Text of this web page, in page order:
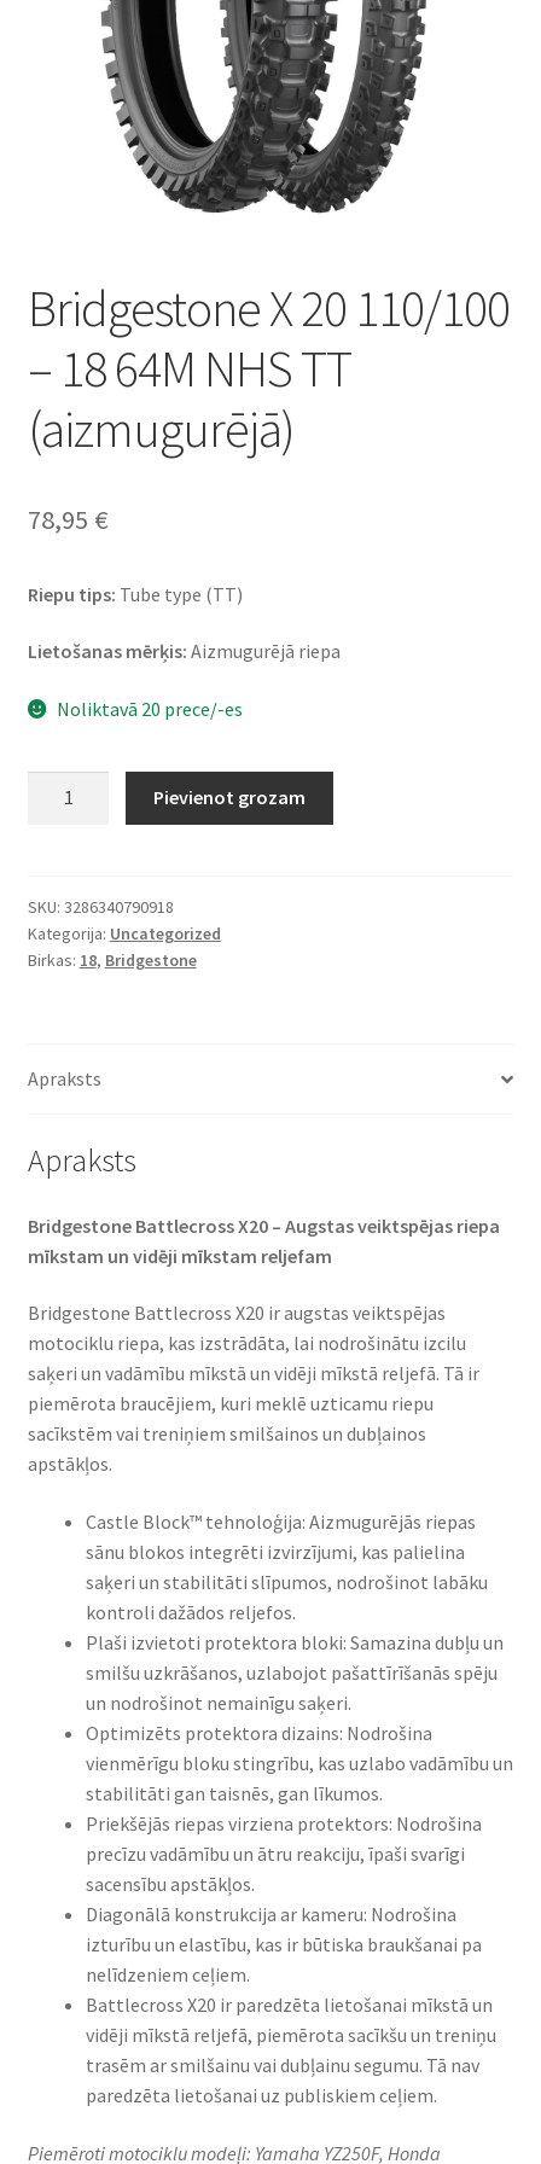
Bridgestone X 20 110/100
– 18 64M NHS TT
(aizmugurējā)
78,95 €
Riepu tips: Tube type (TT)
Lietošanas mērķis: Aizmugurējā riepa
Noliktavā 20 prece/-es
-
18
64M
daudzums
Pievienot grozam
SKU: 3286340790918
Kategorija: Uncategorized
Birkas: 18, Bridgestone
Apraksts
Apraksts
Bridgestone Battlecross X20 – Augstas veiktspējas riepa
mīkstam un vidēji mīkstam reljefam
Bridgestone Battlecross X20 ir augstas veiktspējas
motociklu riepa, kas izstrādāta, lai nodrošinātu izcilu
saķeri un vadāmību mīkstā un vidēji mīkstā reljefā. Tā ir
piemērota braucējiem, kuri meklē uzticamu riepu
sacīkstēm vai treniņiem smilšainos un dubļainos
apstākļos.​
Castle Block™ tehnoloģija: Aizmugurējās riepas
sānu blokos integrēti izvirzījumi, kas palielina
saķeri un stabilitāti slīpumos, nodrošinot labāku
kontroli dažādos reljefos.​
Plaši izvietoti protektora bloki: Samazina dubļu un
smilšu uzkrāšanos, uzlabojot pašattīrīšanās spēju
un nodrošinot nemainīgu saķeri.​
Optimizēts protektora dizains: Nodrošina
vienmērīgu bloku stingrību, kas uzlabo vadāmību un
stabilitāti gan taisnēs, gan līkumos.​
Priekšējās riepas virziena protektors: Nodrošina
precīzu vadāmību un ātru reakciju, īpaši svarīgi
sacensību apstākļos.​
Diagonālā konstrukcija ar kameru: Nodrošina
izturību un elastību, kas ir būtiska braukšanai pa
nelīdzeniem ceļiem.​
Battlecross X20 ir paredzēta lietošanai mīkstā un
vidēji mīkstā reljefā, piemērota sacīkšu un treniņu
trasēm ar smilšainu vai dubļainu segumu. Tā nav
paredzēta lietošanai uz publiskiem ceļiem.​
Piemēroti motociklu modeļi: Yamaha YZ250F, Honda